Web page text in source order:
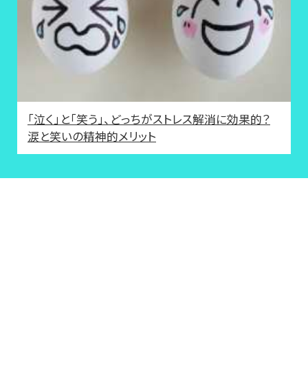
「泣く」と「笑う」、どっちがストレス解消に効果的？
涙と笑いの精神的メリット